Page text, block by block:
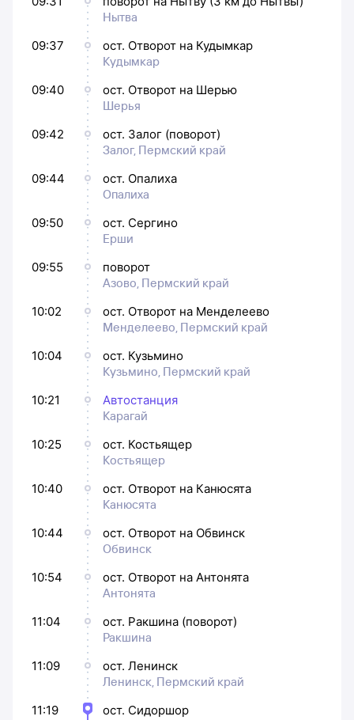
Нытва
09:37
ост. Отворот на Кудымкар
Кудымкар
09:40
ост. Отворот на Шерью
Шерья
09:42
ост. Залог (поворот)
Залог, Пермский край
09:44
ост. Опалиха
Опалиха
09:50
ост. Сергино
Ерши
09:55
поворот
Азово, Пермский край
10:02
ост. Отворот на Менделеево
Менделеево, Пермский край
10:04
ост. Кузьмино
Кузьмино, Пермский край
10:21
Автостанция
Карагай
10:25
ост. Костьящер
Костьящер
10:40
ост. Отворот на Канюсята
Канюсята
10:44
ост. Отворот на Обвинск
Обвинск
10:54
ост. Отворот на Антонята
Антонята
11:04
ост. Ракшина (поворот)
Ракшина
11:09
ост. Ленинск
Ленинск, Пермский край
11:19
ост. Сидоршор